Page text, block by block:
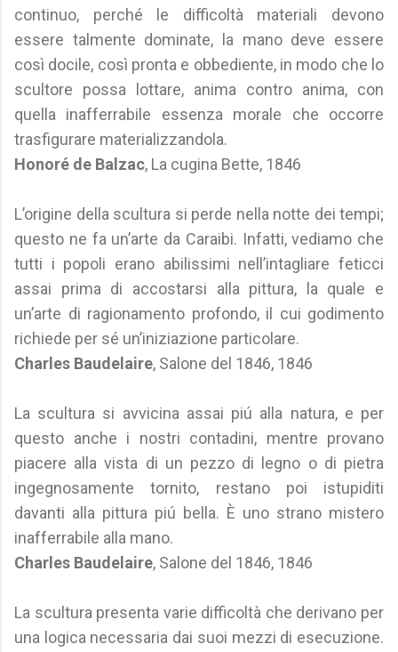
continuo, perché le difficoltà materiali devono
essere talmente dominate, la mano deve essere
così docile, così pronta e obbediente, in modo che lo
scultore possa lottare, anima contro anima, con
quella inafferrabile essenza morale che occorre
trasfigurare materializzandola.
Honoré de Balzac, La cugina Bette, 1846
L’origine della scultura si perde nella notte dei tempi;
questo ne fa un’arte da Caraibi. Infatti, vediamo che
tutti i popoli erano abilissimi nell’intagliare feticci
assai prima di accostarsi alla pittura, la quale e
un’arte di ragionamento profondo, il cui godimento
richiede per sé un’iniziazione particolare.
Charles Baudelaire, Salone del 1846, 1846
La scultura si avvicina assai piú alla natura, e per
questo anche i nostri contadini, mentre provano
piacere alla vista di un pezzo di legno o di pietra
ingegnosamente tornito, restano poi istupiditi
davanti alla pittura piú bella. È uno strano mistero
inafferrabile alla mano.
Charles Baudelaire, Salone del 1846, 1846
La scultura presenta varie difficoltà che derivano per
una logica necessaria dai suoi mezzi di esecuzione.